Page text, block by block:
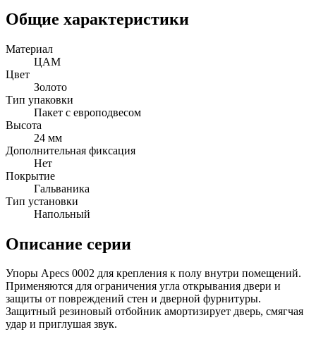
Общие характеристики
Материал
ЦАМ
Цвет
Золото
Тип упаковки
Пакет с европодвесом
Высота
24 мм
Дополнительная фиксация
Нет
Покрытие
Гальваника
Тип установки
Напольный
Описание серии
Упоры Apecs 0002 для крепления к полу внутри помещений.
Применяются для ограничения угла открывания двери и
защиты от повреждений стен и дверной фурнитуры.
Защитный резиновый отбойник амортизирует дверь, смягчая
удар и приглушая звук.